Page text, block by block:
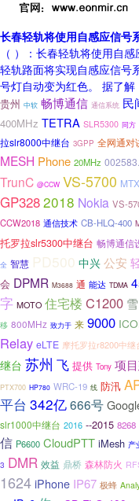
长春轻轨将使用自感应信号
（ ）：长春轻轨将使用自
轻轨路面将实现自感应信号
号灯自动变为红色。 据了解
贵州 中软 畅博通信 通信系统 民
400MHz TETRA SLR5300 同方
拉slr8000中继台 3GPP 全网通对
MESH Phone 20MHz
TrunC @CCW VS-5700
GP3282018 Nokia VS-
CCW2018 通信技术 CB-HLQ-400
托罗拉slr5300中继台 畅博通信
全 智慧 PD500 中兴公安
会 DPMR M3688 通 能达 TDMA
字 MOTO 住宅楼 C1200 雪
移 800MHz 致力于 来 9000
Relay eLTE 摩托罗拉r8200中继
继台 苏州 飞 提供 Tony 项
PTX700 HP780 WRC-19 线 防汛
平台 342亿666号
slr1000中继台 2016 --2015 8268
信 P6600 CloudPTT iMesh 产
3 DMR 效益 鼎桥 森林防火
1624iPhone IP67 极蜂